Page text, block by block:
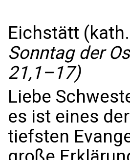
Eichstätt
Sonntag der
21,1–17)
Liebe
es ist eines
tiefsten